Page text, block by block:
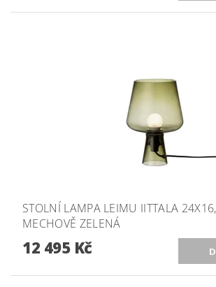
STOLNÍ LAMPA LEIMU IITTALA
MECHOVĚ ZELENÁ
12 495 Kč